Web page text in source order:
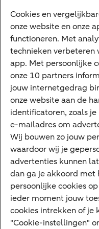
Diensten
VraagHugo
Corporate Finance
Tikkie zakelijk
Cyber Veilig &
Private Banking
Interessant
Sectoren & trends
Valutacentrum
Alles over PSD2
Business
Cookies en
onze website en onze
functioneren. Met
technieken verbeteren
app. Met persoonlijke
onze 10 partners
jouw internetgedrag
onze website aan de
identificatoren, zoals
e-mailadres om
Wij bouwen zo jouw
waardoor wij je
advertenties kunnen
dan ga je akkoord met
persoonlijke cookies
ieder moment jouw
cookies intrekken of je
"Cookie-instellingen"